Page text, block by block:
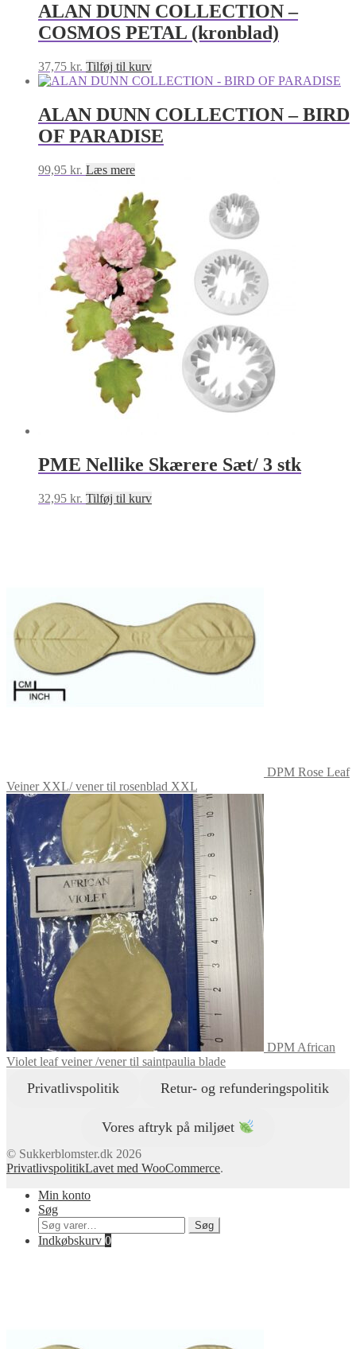
ALAN DUNN COLLECTION –
COSMOS PETAL (kronblad)
37,75 kr. Tilføj til kurv
ALAN DUNN COLLECTION – BIRD
OF PARADISE
99,95 kr. Læs mere
PME Nellike Skærere Sæt/ 3 stk
32,95 kr. Tilføj til kurv
DPM Rose Leaf
Veiner XXL/ vener til rosenblad XXL
DPM African
Violet leaf veiner /vener til saintpaulia blade
Privatlivspolitik Retur- og refunderingspolitik
Vores aftryk på miljøet
© Sukkerblomster.dk 2026
PrivatlivspolitikLavet med WooCommerce.
Min konto
Søg
Søg
efter:
Søg
Indkøbskurv 0